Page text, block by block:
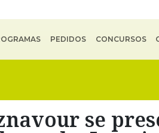
PEDIDOS CONCURSOS
se